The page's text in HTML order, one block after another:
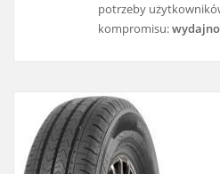
potrzeby
kompromisu: